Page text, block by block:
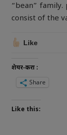
“bean”
consist of the
Like
शेयर-करा :
Share
Like this: